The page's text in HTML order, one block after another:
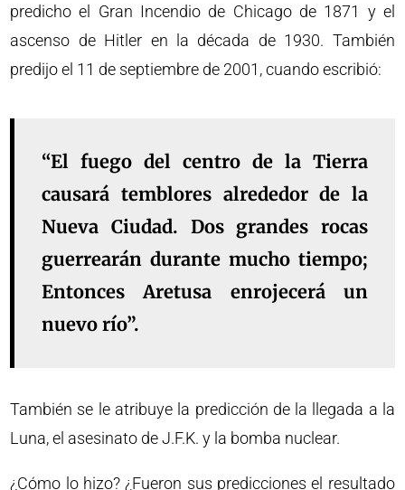
predicho el Gran Incendio de Chicago de 1871 y el
ascenso de Hitler en la década de 1930. También
predijo el 11 de septiembre de 2001, cuando escribió:
“El fuego del centro de la Tierra
causará temblores alrededor de la
Nueva Ciudad. Dos grandes rocas
guerrearán durante mucho tiempo;
Entonces Aretusa enrojecerá un
nuevo río”.
También se le atribuye la predicción de la llegada a la
Luna, el asesinato de J.F.K. y la bomba nuclear.
¿Cómo lo hizo? ¿Fueron sus predicciones el resultado